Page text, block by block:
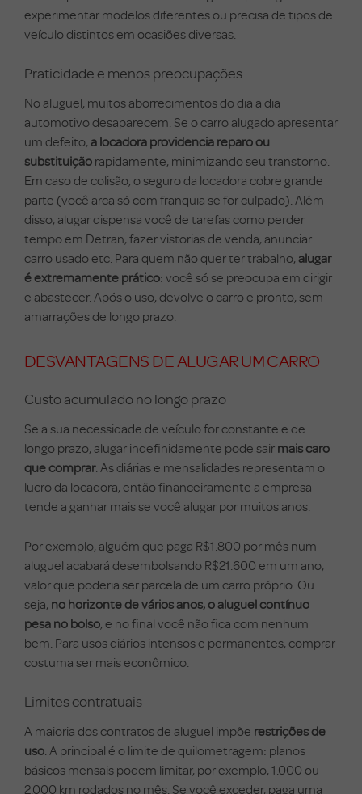
experimentar modelos diferentes ou precisa de tipos de
veículo distintos em ocasiões diversas.
Praticidade e menos preocupações
No aluguel, muitos aborrecimentos do dia a dia
automotivo desaparecem. Se o carro alugado apresentar
um defeito, a locadora providencia reparo ou
substituição rapidamente, minimizando seu transtorno.
Em caso de colisão, o seguro da locadora cobre grande
parte (você arca só com franquia se for culpado). Além
disso, alugar dispensa você de tarefas como perder
tempo em Detran, fazer vistorias de venda, anunciar
carro usado etc. Para quem não quer ter trabalho, alugar
é extremamente prático: você só se preocupa em dirigir
e abastecer. Após o uso, devolve o carro e pronto, sem
amarrações de longo prazo.
DESVANTAGENS DE ALUGAR UM CARRO
Custo acumulado no longo prazo
Se a sua necessidade de veículo for constante e de
longo prazo, alugar indefinidamente pode sair mais caro
que comprar. As diárias e mensalidades representam o
lucro da locadora, então financeiramente a empresa
tende a ganhar mais se você alugar por muitos anos.
Por exemplo, alguém que paga R$1.800 por mês num
aluguel acabará desembolsando R$21.600 em um ano,
valor que poderia ser parcela de um carro próprio. Ou
seja, no horizonte de vários anos, o aluguel contínuo
pesa no bolso, e no final você não fica com nenhum
bem. Para usos diários intensos e permanentes, comprar
costuma ser mais econômico.
Limites contratuais
A maioria dos contratos de aluguel impõe restrições de
uso. A principal é o limite de quilometragem: planos
básicos mensais podem limitar, por exemplo, 1.000 ou
2.000 km rodados no mês. Se você exceder, paga uma